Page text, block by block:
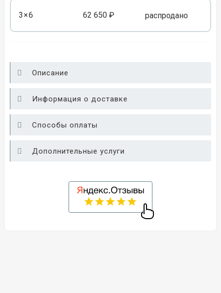
3×6 62 650 ₽ распродано
Описание
Информация о доставке
Способы оплаты
Дополнительные услуги